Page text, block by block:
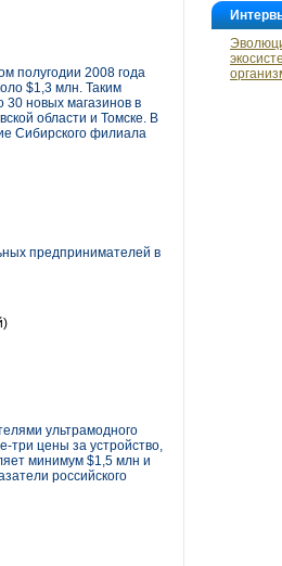
полугодии 2008 года
$1,3 млн. Таким
новых магазинов в
области и Томске. В
Сибирского филиала
предпринимателей в
ультрамодного
три цены за устройство,
минимум $1,5 млн и
российского